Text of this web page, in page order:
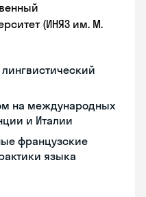
(ИНЯЗ им. М.
на международных
и Италии
французские
языка